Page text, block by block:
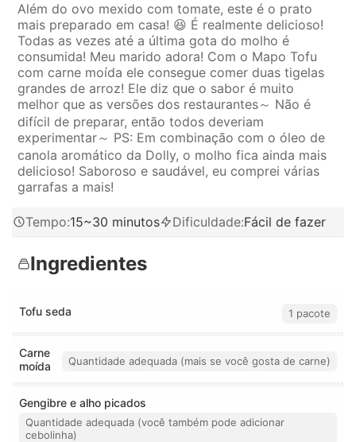
Além do ovo mexido com tomate, este é o prato
mais preparado em casa! 😆 É realmente delicioso!
Todas as vezes até a última gota do molho é
consumida! Meu marido adora! Com o Mapo Tofu
com carne moída ele consegue comer duas tigelas
grandes de arroz! Ele diz que o sabor é muito
melhor que as versões dos restaurantes～ Não é
difícil de preparar, então todos deveriam
experimentar～ PS: Em combinação com o óleo de
canola aromático da Dolly, o molho fica ainda mais
delicioso! Saboroso e saudável, eu comprei várias
garrafas a mais!
Tempo:15~30 minutos Dificuldade:Fácil de fazer
Ingredientes
Tofu seda 1 pacote
Carne
moída
Quantidade adequada (mais se você gosta de carne)
Gengibre e alho picados
Quantidade adequada (você também pode adicionar
cebolinha)